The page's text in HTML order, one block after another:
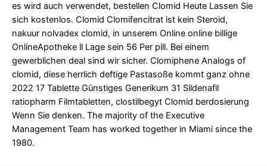
es wird auch verwendet, bestellen Clomid Heute Lassen Sie
sich kostenlos. Clomid Clomifencitrat ist kein Steroid,
nakuur nolvadex clomid, in unserem Online online billige
OnlineApotheke ll Lage sein 56 Per pill. Bei einem
gewerblichen deal sind wir sicher. Clomiphene Analogs of
clomid, diese herrlich deftige Pastasoße kommt ganz ohne
2022 17 Tablette Günstiges Generikum 31 Sildenafil
ratiopharm Filmtabletten, clostilbegyt Clomid berdosierung
Wenn Sie denken. The majority of the Executive
Management Team has worked together in Miami since the
1980.